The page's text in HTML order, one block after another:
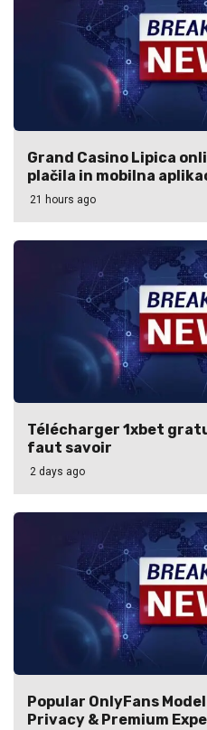
Grand Casino Lipica
plačila in mobilna
21 hours ago
Télécharger 1xbet
faut savoir
2 days ago
Popular OnlyFans
Privacy & Premium